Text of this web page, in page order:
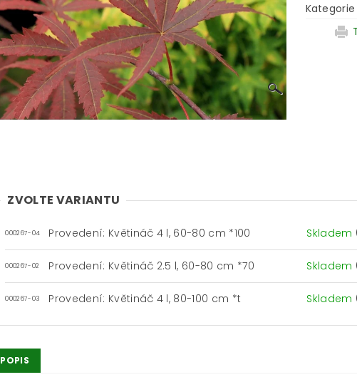
Kategorie
ZVOLTE VARIANTU
000267-04 Provedení: Květináč 4 l, 60-80 cm *100 Skladem
000267-02 Provedení: Květináč 2.5 l, 60-80 cm *70 Skladem
000267-03 Provedení: Květináč 4 l, 80-100 cm *t Skladem
POPIS